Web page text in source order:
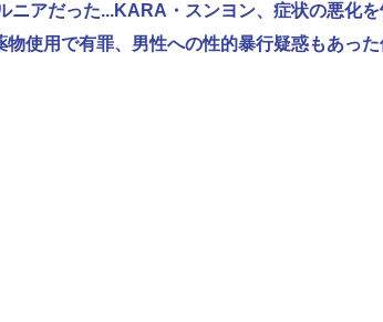
ニアだった...KARA・スンヨン、症状の悪化を
物使用で有罪、男性への性的暴行疑惑もあっ